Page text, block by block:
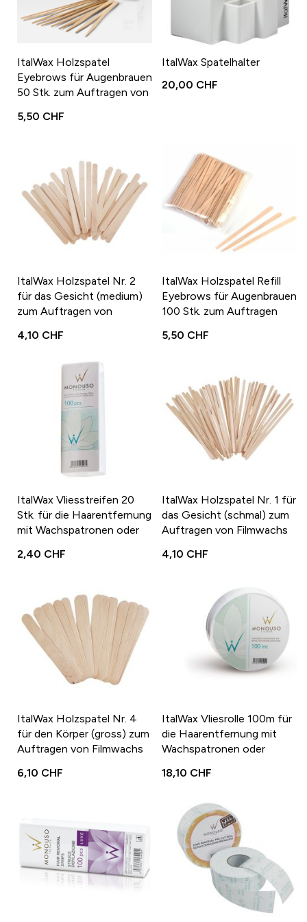
ItalWax Holzspatel
Eyebrows für Augenbrauen
50 Stk. zum Auftragen von
Büchsenwachs
5,50 CHF
ItalWax Spatelhalter
20,00 CHF
ItalWax Holzspatel Nr. 2
für das Gesicht (medium)
zum Auftragen von
Büchsenwachs
4,10 CHF
ItalWax Holzspatel Refill
Eyebrows für Augenbrauen
100 Stk. zum Auftragen
5,50 CHF
ItalWax Vliesstreifen 20
Stk. für die Haarentfernung
mit Wachspatronen oder
2,40 CHF
ItalWax Holzspatel Nr. 1 für
das Gesicht (schmal) zum
Auftragen von Filmwachs
4,10 CHF
ItalWax Holzspatel Nr. 4
für den Körper (gross) zum
Auftragen von Filmwachs
6,10 CHF
ItalWax Vliesrolle 100m für
die Haarentfernung mit
Wachspatronen oder
18,10 CHF